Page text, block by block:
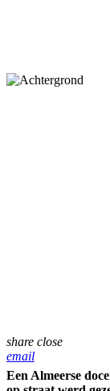
share close
email
Een Almeerse